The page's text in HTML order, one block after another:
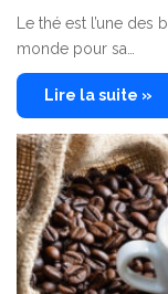
Le thé est l’une
monde pour sa…
Lire la suite »